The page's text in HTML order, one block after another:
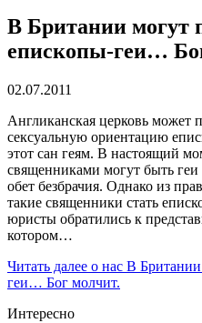
В Британии могут
епископы-геи…
02.07.2011
Англиканская церковь может
сексуальную ориентацию
этот сан геям. В настоящий
священниками могут быть
обет безбрачия. Однако из
такие священники стать
юристы обратились к
котором…
Читать далее о нас В
геи… Бог молчит.
Интересно